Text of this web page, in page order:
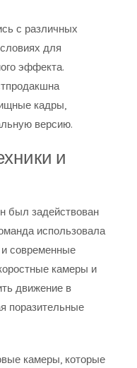
с различных
для
эффекта.
кадры,
версию.
и
был задействован
использовала
и современные
камеры и
движение в
поразительные
камеры, которые